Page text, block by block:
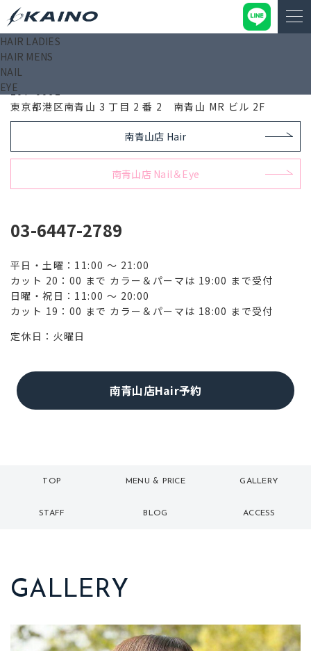
HAIR LADIES
HAIR MENS
NAIL
EYE
南青山店 Hair
107-0062
東京都港区南青山 3 丁目 2 番 2 南青山 MR ビル 2F
南青山店 Hair
南青山店 Nail＆Eye
03-6447-2789
平日・土曜：11:00 ～ 21:00
カット 20：00 まで カラー＆パーマは 19:00 まで受付
日曜・祝日：11:00 ～ 20:00
カット 19：00 まで カラー＆パーマは 18:00 まで受付
定休日：火曜日
南青山店Hair予約
TOP
トップ
MENU & PRICE
メニュー
GALLERY
ギャラリー
STAFF BLOG ACCESS
GALLERY